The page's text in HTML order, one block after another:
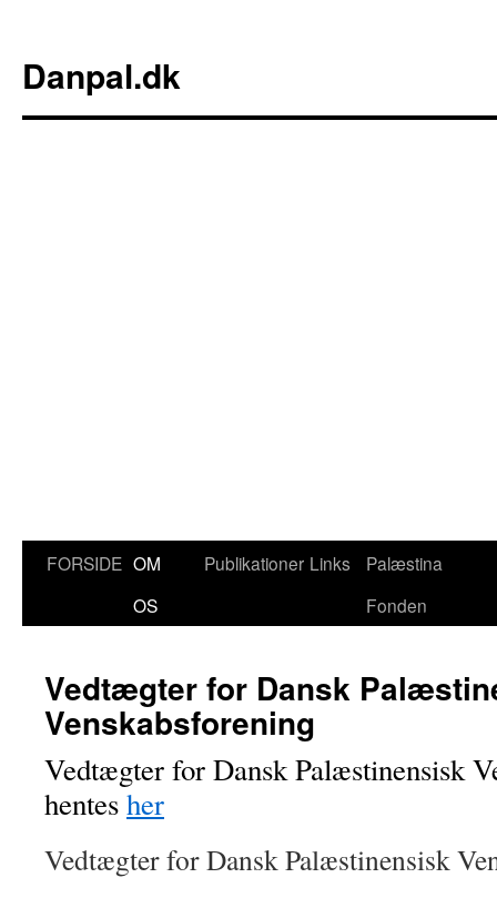
Danpal.dk
Hop
FORSIDE OM
OS
Publikationer Links
Palæstina
Fonden
Vedtægter for Dansk
Venskabsforening
Vedtægter for Dansk Palæstinensisk
hentesher
Vedtægter for Dansk Palæstinensisk